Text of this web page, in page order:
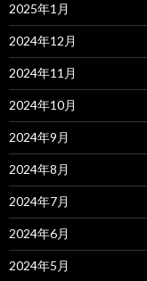
2025年1月
2024年12月
2024年11月
2024年10月
2024年9月
2024年8月
2024年7月
2024年6月
2024年5月